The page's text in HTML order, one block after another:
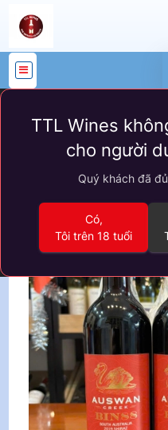
MỤCTTL Wines
cho người
Quý khách đã
Có,
Tôi trên 18 tuổi
Sản phẩm VANG